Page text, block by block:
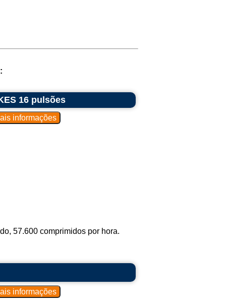
16 pulsões
57.600 comprimidos por hora.